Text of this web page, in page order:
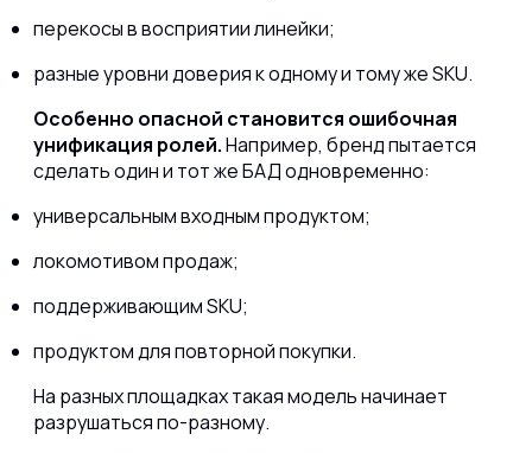
перекосы в восприятии линейки;
разные уровни доверия к одному и тому же SKU.
Особенно опасной становится ошибочная
унификация ролей.Например, бренд пытается
сделать один и тот же БАД одновременно:
универсальным входным продуктом;
локомотивом продаж;
поддерживающим SKU;
продуктом для повторной покупки.
На разных площадках такая модель начинает
разрушаться по-разному.